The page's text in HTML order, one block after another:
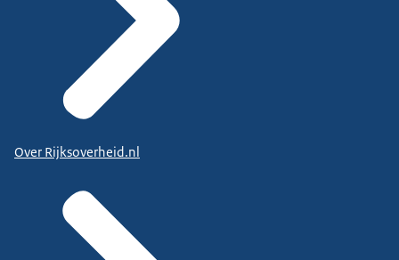
Over Rijksoverheid.nl